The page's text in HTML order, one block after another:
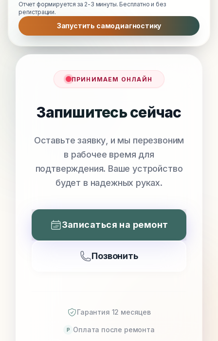
Отчет формируется за 2-3 минуты. Бесплатно и без
регистрации.
Запустить самодиагностику
ПРИНИМАЕМ ОНЛАЙН
Запишитесь сейчас
Оставьте заявку, и мы перезвоним
в рабочее время для
подтверждения. Ваше устройство
будет в надежных руках.
Записаться на ремонт
Позвонить
Гарантия 12 месяцев
P Оплата после ремонта